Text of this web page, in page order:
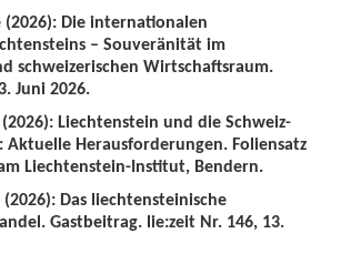
Die internationalen
– Souveränität im
schweizerischen Wirtschaftsraum.
Juni 2026.
Liechtenstein und die Schweiz-
Aktuelle Herausforderungen. Foliensatz
Liechtenstein-Institut, Bendern.
Das liechtensteinische
Gastbeitrag. lie:zeit Nr. 146, 13.